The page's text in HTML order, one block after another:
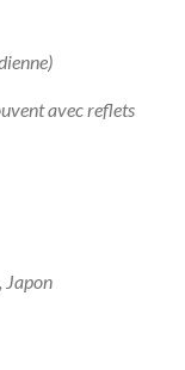
avec reflets
Japon